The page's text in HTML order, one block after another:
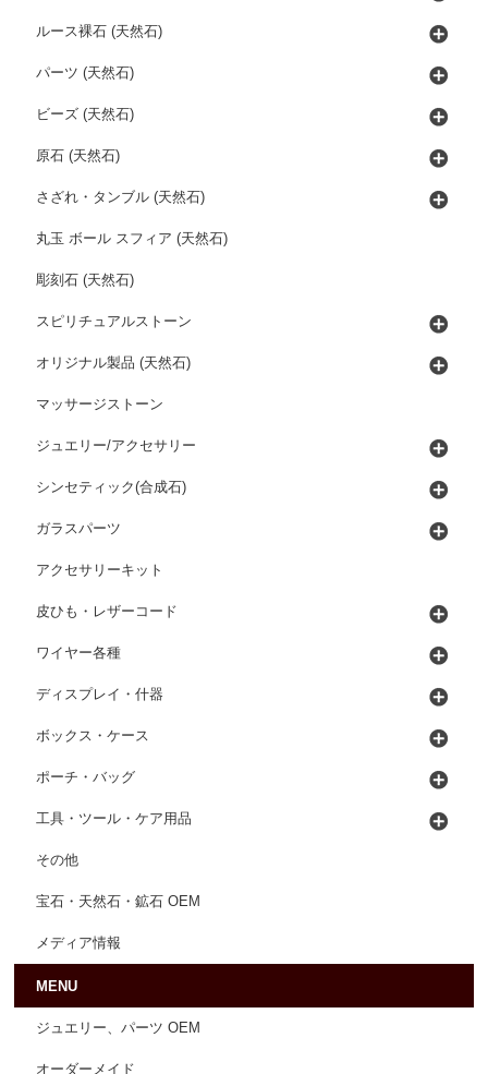
ルース裸石 (天然石)
パーツ (天然石)
ビーズ (天然石)
原石 (天然石)
さざれ・タンブル (天然石)
丸玉 ボール スフィア (天然石)
彫刻石 (天然石)
スピリチュアルストーン
オリジナル製品 (天然石)
マッサージストーン
ジュエリー/アクセサリー
シンセティック(合成石)
ガラスパーツ
アクセサリーキット
皮ひも・レザーコード
ワイヤー各種
ディスプレイ・什器
ボックス・ケース
ポーチ・バッグ
工具・ツール・ケア用品
その他
宝石・天然石・鉱石 OEM
メディア情報
MENU
ジュエリー、パーツ OEM
オーダーメイド